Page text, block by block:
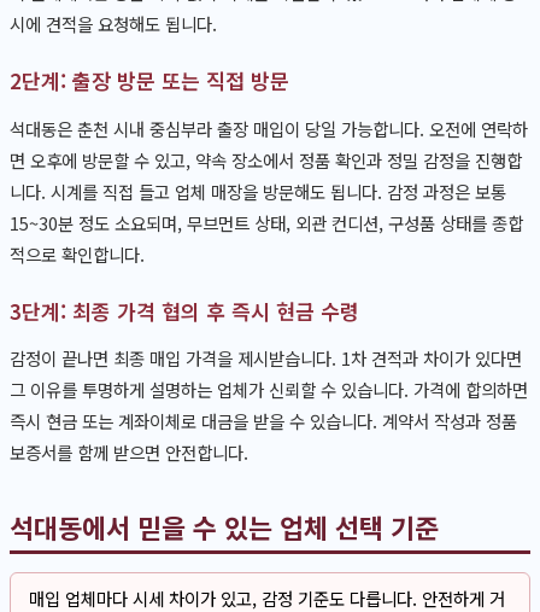
시에 견적을 요청해도 됩니다.
2단계: 출장 방문 또는 직접 방문
석대동은 춘천 시내 중심부라 출장 매입이 당일 가능합니다. 오전에 연락하
면 오후에 방문할 수 있고, 약속 장소에서 정품 확인과 정밀 감정을 진행합
니다. 시계를 직접 들고 업체 매장을 방문해도 됩니다. 감정 과정은 보통
15~30분 정도 소요되며, 무브먼트 상태, 외관 컨디션, 구성품 상태를 종합
적으로 확인합니다.
3단계: 최종 가격 협의 후 즉시 현금 수령
감정이 끝나면 최종 매입 가격을 제시받습니다. 1차 견적과 차이가 있다면
그 이유를 투명하게 설명하는 업체가 신뢰할 수 있습니다. 가격에 합의하면
즉시 현금 또는 계좌이체로 대금을 받을 수 있습니다. 계약서 작성과 정품
보증서를 함께 받으면 안전합니다.
석대동에서 믿을 수 있는 업체 선택 기준
매입 업체마다 시세 차이가 있고, 감정 기준도 다릅니다. 안전하게 거